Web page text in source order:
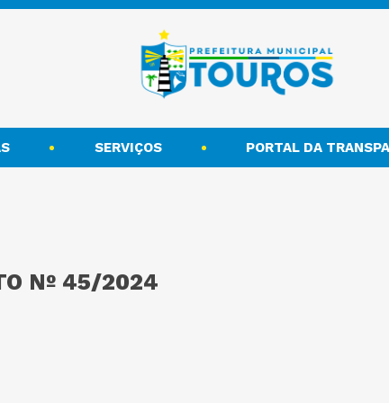
SERVIÇOS PORTAL DA
Nº 45/2024